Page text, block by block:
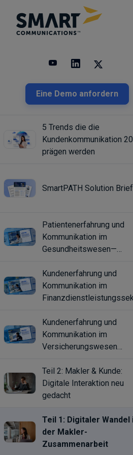
Eine Demo anfordern
10 results found
5 Trends die die
Kundenkommunikation
prägen werden
SmartPATH Solution Brief
Patientenerfahrung und
Kommunikation im
Gesundheitswesen—
Kundenerfahrung und
Kommunikation im
Kundenerfahrung und
Kommunikation im
Versicherungswesen
Teil 2: Makler & Kunde:
Digitale Interaktion neu
gedacht
Teil 1: Digitaler Wandel
der Makler-
Zusammenarbeit